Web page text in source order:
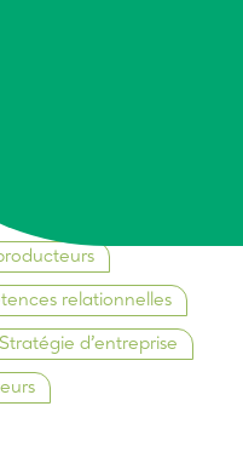
relationnelles
Stratégie d’entreprise